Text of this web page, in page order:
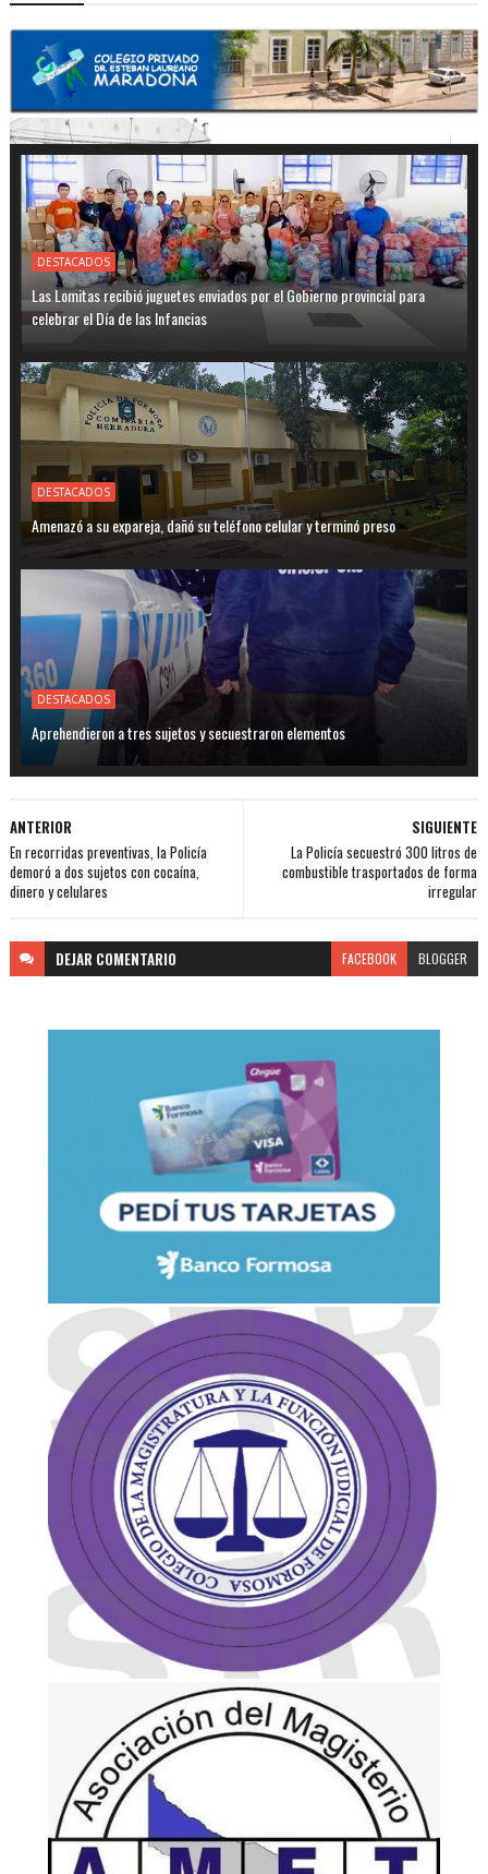
DESTACADOS
Las Lomitas recibió juguetes enviados por el Gobierno provincial para
celebrar el Día de las Infancias
DESTACADOS
Amenazó a su expareja, dañó su teléfono celular y terminó preso
DESTACADOS
Aprehendieron a tres sujetos y secuestraron elementos
SIGUIENTE
La Policía secuestró 300 litros de
combustible trasportados de forma
irregular
ANTERIOR
En recorridas preventivas, la Policía
demoró a dos sujetos con cocaína,
dinero y celulares
DEJAR COMENTARIO FACEBOOK BLOGGER